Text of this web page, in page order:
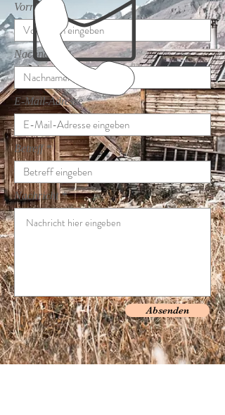
Vorname
Nachname
E-Mail-Adresse
Betreff
Nachricht
Absenden